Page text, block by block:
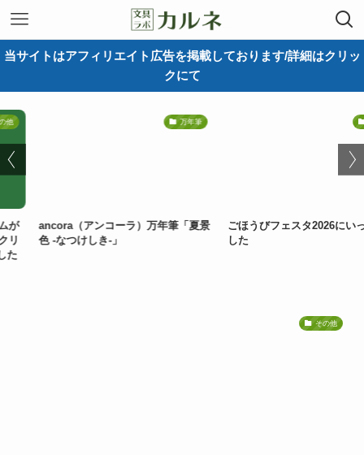
当サイトはアフィリエイト広告を掲載しております/詳細はクリッ
クにて
万年筆「夏景
ごほうびフェスタ2026にいってきま
した
新しい筆記具の
その他